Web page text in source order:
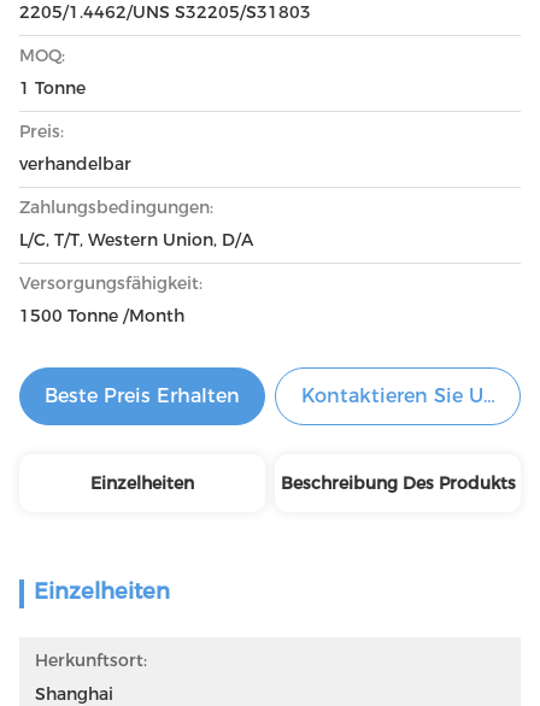
2205/1.4462/UNS S32205/S31803
MOQ:
1 Tonne
Preis:
verhandelbar
Zahlungsbedingungen:
L/C, T/T, Western Union, D/A
Versorgungsfähigkeit:
1500 Tonne /Month
Beste Preis Erhalten Kontaktieren Sie Uns
Einzelheiten Beschreibung Des Produkts
Einzelheiten
Herkunftsort:
Shanghai